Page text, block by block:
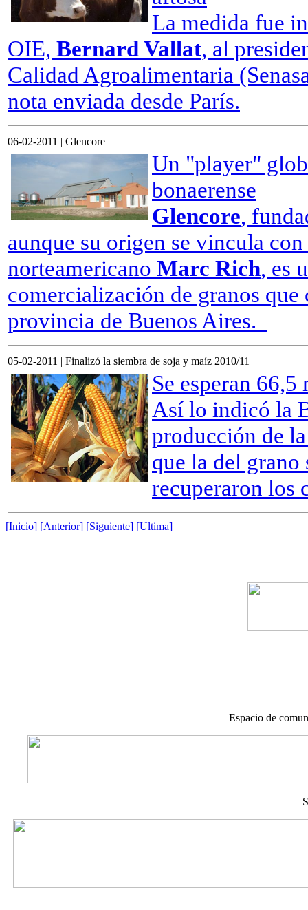
La medida fue
OIE, Bernard Vallat, al
Calidad Agroalimentaria
nota enviada desde París.
06-02-2011 | Glencore
Un "player"
bonaerense
Glencore,
aunque su origen se vincula
norteamericano Marc Rich, es
comercialización de granos que
provincia de Buenos Aires.
05-02-2011 | Finalizó la siembra de soja y maíz 2010/11
Se esperan
Así lo indicó la
producción de
que la del grano
recuperaron los
[Inicio] [Anterior] [Siguiente] [Ultima]
Espacio de